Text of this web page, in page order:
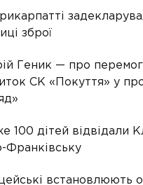
зброї
Геник — про
СК «Покуття» у
100 дітей відвідали
Франківську
встановлюють